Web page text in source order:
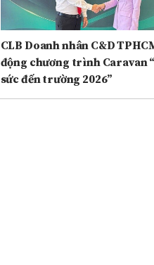
CLB Doanh nhân C&D
động chương trình Caravan
sức đến trường 2026”